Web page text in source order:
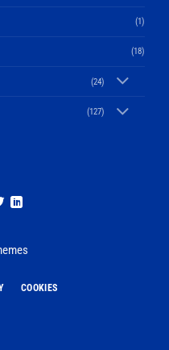
(1)
(18)
(24)
(127)
COOKIES